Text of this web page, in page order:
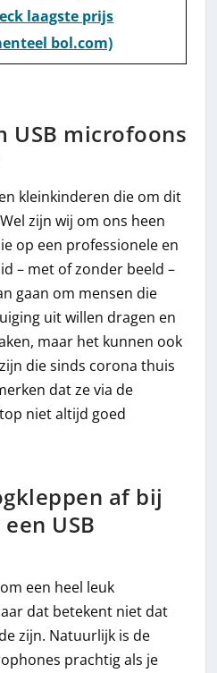
laagste prijs
bol.com)
USB microfoons
kleinkinderen die om dit
zijn wij om ons heen
op een professionele en
– met of zonder beeld –
gaan om mensen die
uit willen dragen en
maar het kunnen ook
die sinds corona thuis
dat ze via de
niet altijd goed
af bij
USB
een heel leuk
dat betekent niet dat
zijn. Natuurlijk is de
prachtig als je